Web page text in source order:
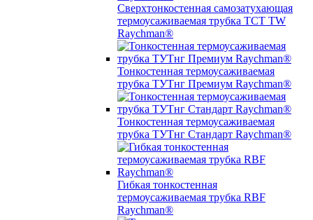
Сверхтонкостенная самозатухающая
термоусаживаемая трубка ТCT TW
Raychman®
Тонкостенная термоусаживаемая
трубка ТУТнг Премиум Raychman®
Тонкостенная термоусаживаемая
трубка ТУТнг Стандарт Raychman®
Гибкая тонкостенная
термоусаживаемая трубка RBF
Raychman®